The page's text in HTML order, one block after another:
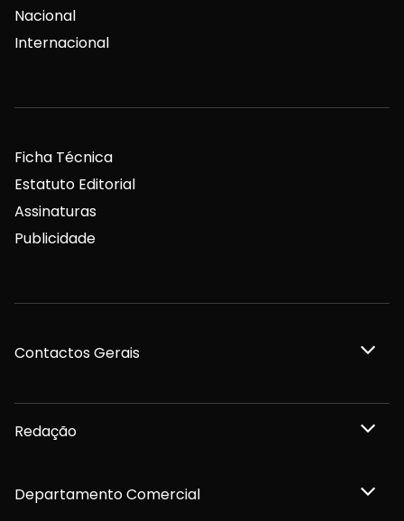
Nacional
Internacional
Ficha Técnica
Estatuto Editorial
Assinaturas
Publicidade
Contactos Gerais
Redação
Departamento Comercial